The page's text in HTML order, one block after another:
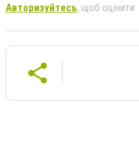
Авторизуйтесь, щоб оцінити